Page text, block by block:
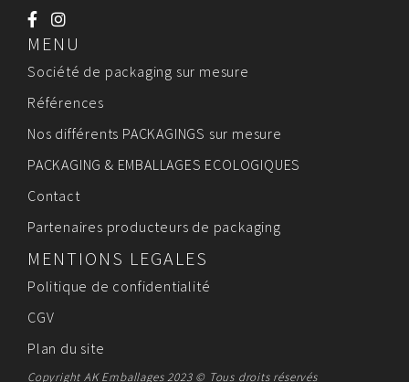
MENU
Société de packaging sur mesure
Références
Nos différents PACKAGINGS sur mesure
PACKAGING & EMBALLAGES ECOLOGIQUES
Contact
Partenaires producteurs de packaging
MENTIONS LEGALES
Politique de confidentialité
CGV
Plan du site
Copyright AK Emballages 2023 © Tous droits réservés